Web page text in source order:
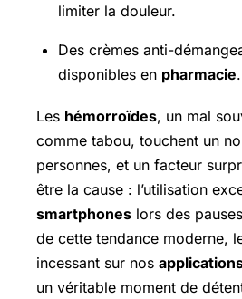
limiter la douleur.
Des crèmes anti-
disponibles en pharmacie.
Les hémorroïdes, un mal
comme tabou, touchent un
personnes, et un facteur
être la cause : l’utilisation
smartphones lors des
de cette tendance moderne,
incessant sur nos
un véritable moment de